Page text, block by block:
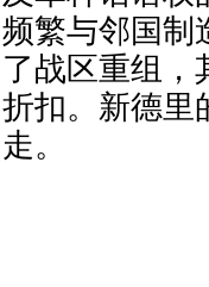
频繁与邻国制
了战区重组，
折扣。新德里
走。